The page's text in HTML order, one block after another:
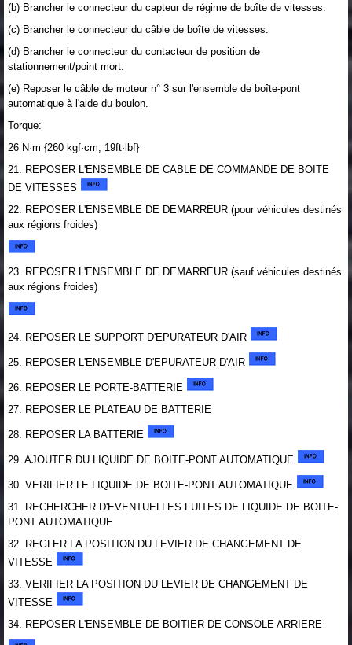
(b) Brancher le connecteur du capteur de régime de boîte de vitesses.
(c) Brancher le connecteur du câble de boîte de vitesses.
(d) Brancher le connecteur du contacteur de position de
stationnement/point mort.
(e) Reposer le câble de moteur n° 3 sur l'ensemble de boîte-pont
automatique à l'aide du boulon.
Torque:
26 N·m {260 kgf·cm, 19ft·lbf}
21. REPOSER L'ENSEMBLE DE CABLE DE COMMANDE DE BOITE
DE VITESSES
22. REPOSER L'ENSEMBLE DE DEMARREUR (pour véhicules destinés
aux régions froides)
23. REPOSER L'ENSEMBLE DE DEMARREUR (sauf véhicules destinés
aux régions froides)
24. REPOSER LE SUPPORT D'EPURATEUR D'AIR
25. REPOSER L'ENSEMBLE D'EPURATEUR D'AIR
26. REPOSER LE PORTE-BATTERIE
27. REPOSER LE PLATEAU DE BATTERIE
28. REPOSER LA BATTERIE
29. AJOUTER DU LIQUIDE DE BOITE-PONT AUTOMATIQUE
30. VERIFIER LE LIQUIDE DE BOITE-PONT AUTOMATIQUE
31. RECHERCHER D'EVENTUELLES FUITES DE LIQUIDE DE BOITE-
PONT AUTOMATIQUE
32. REGLER LA POSITION DU LEVIER DE CHANGEMENT DE
VITESSE
33. VERIFIER LA POSITION DU LEVIER DE CHANGEMENT DE
VITESSE
34. REPOSER L'ENSEMBLE DE BOITIER DE CONSOLE ARRIERE